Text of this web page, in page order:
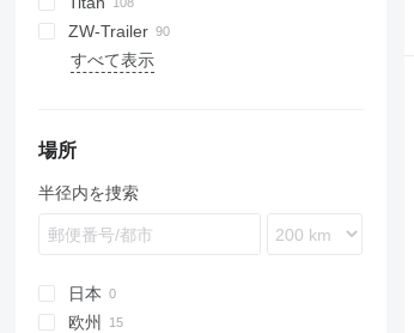
SK
OPL 38
SP
TX
ADR
97
NS
LPG
ZW-Trailer
すべて表示
場所
半径内を捜索
日本
欧州